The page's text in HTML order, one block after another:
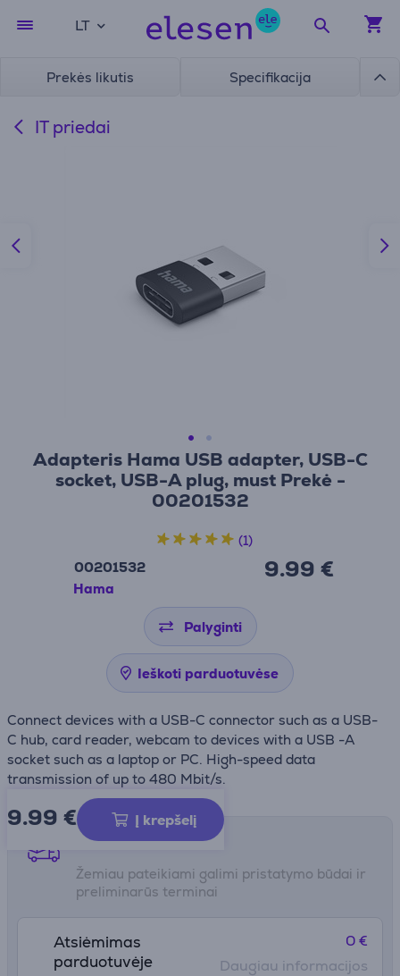
LT
Prekės likutis Specifikacija
IT priedai
Adapteris Hama USB adapter, USB-C
socket, USB-A plug, must Prekė -
00201532
00201532
Hama
9.99 €
(1)
Palyginti
Ieškoti parduotuvėse
Connect devices with a USB-C connector such as a USB-
C hub, card reader, webcam to devices with a USB -A
socket such as a laptop or PC. High-speed data
transmission of up to 480 Mbit/s.
9.99 € Į krepšelį
Pristatymo būdai
Žemiau pateikiami galimi pristatymo būdai ir
preliminarūs terminai
Atsiėmimas
parduotuvėje
0 €
Daugiau informacijos